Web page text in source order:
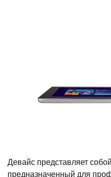
Девайс представляет
предназначенный для